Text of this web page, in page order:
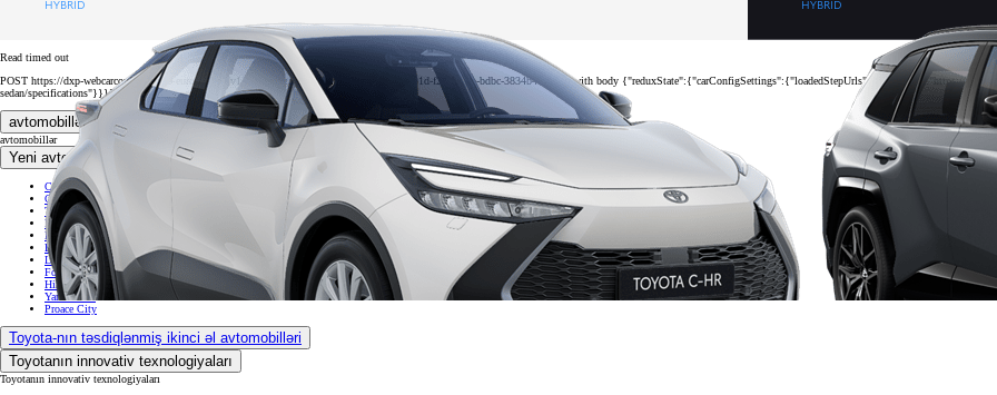
HYBRID
HYBRID
Read timed out
POST https://dxp-webcarconfig.toyota-europe.com/v1/car-config/az/az?path=configure/65bfd91d-f2a8-4cbb-bdbc-3834b400492a with body {"reduxState":{"carConfigSettings":{"loadedStepUrls":{"configure":"https://
sedan/specifications"}}}}
avtomobillər
avtomobillər
Yeni avtomobillər
Corolla
Camry
Toyota C-HR
RAV4
Highlander
Land Cruiser
Land Cruiser 300
Fortuner
Hilux
Yaris Cross
Proace City
Toyota-nın təsdiqlənmiş ikinci əl avtomobilləri
Toyotanın innovativ texnologiyaları
Toyotanın innovativ texnologiyaları